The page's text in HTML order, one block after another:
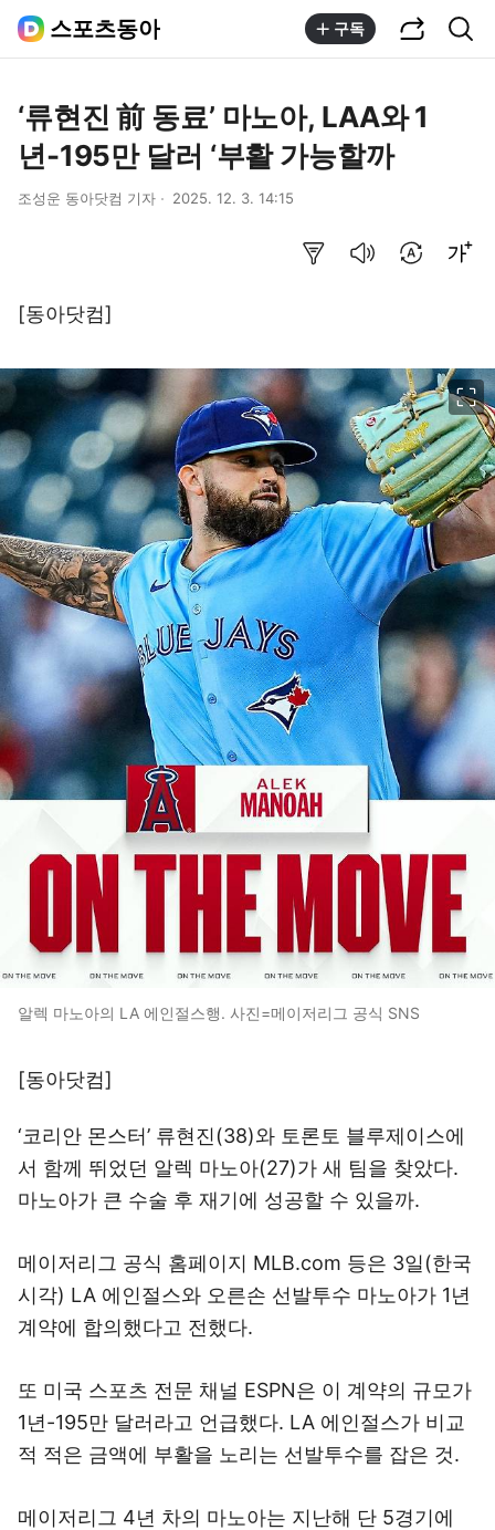
스포츠동아 구독
‘류현진 前 동료’ 마노아, LAA와 1
년-195만 달러 ‘부활 가능할까
조성운 동아닷컴 기자 2025. 12. 3. 14:15
[동아닷컴]
알렉 마노아의 LA 에인절스행. 사진=메이저리그 공식 SNS
[동아닷컴]
‘코리안 몬스터’ 류현진(38)와 토론토 블루제이스에
서 함께 뛰었던 알렉 마노아(27)가 새 팀을 찾았다.
마노아가 큰 수술 후 재기에 성공할 수 있을까.
메이저리그 공식 홈페이지 MLB.com 등은 3일(한국
시각) LA 에인절스와 오른손 선발투수 마노아가 1년
계약에 합의했다고 전했다.
또 미국 스포츠 전문 채널 ESPN은 이 계약의 규모가
1년-195만 달러라고 언급했다. LA 에인절스가 비교
적 적은 금액에 부활을 노리는 선발투수를 잡은 것.
메이저리그 4년 차의 마노아는 지난해 단 5경기에